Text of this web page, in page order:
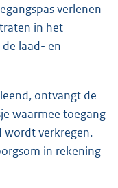
verlenen
in het
laad- en
ontvangt de
waarmee toegang
wordt verkregen.
in rekening